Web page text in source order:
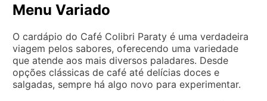
Menu Variado
O cardápio do Café Colibri Paraty é uma verdadeira
viagem pelos sabores, oferecendo uma variedade
que atende aos mais diversos paladares. Desde
opções clássicas de café até delícias doces e
salgadas, sempre há algo novo para experimentar.